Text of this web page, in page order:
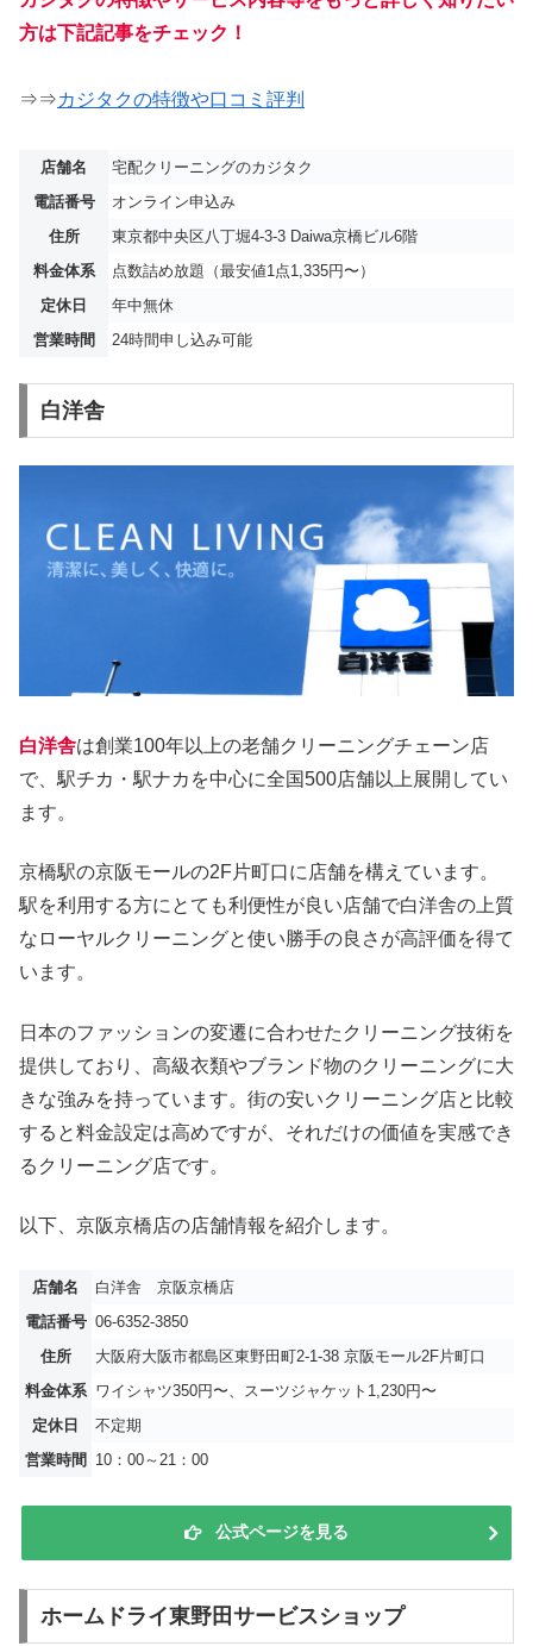
方は下記記事をチェック！
⇒⇒カジタクの特徴や口コミ評判
店舗名
宅配クリーニングのカジタク
電話番号
オンライン申込み
住所
東京都中央区八丁堀4-3-3 Daiwa京橋ビル6階
料金体系
点数詰め放題（最安値1点1,335円〜）
定休日
年中無休
営業時間
24時間申し込み可能
白洋舎
白洋舎は創業100年以上の老舗クリーニングチェーン店
で、駅チカ・駅ナカを中心に全国500店舗以上展開してい
ます。
京橋駅の京阪モールの2F片町口に店舗を構えています。
駅を利用する方にとても利便性が良い店舗で白洋舎の上質
なローヤルクリーニングと使い勝手の良さが高評価を得て
います。
日本のファッションの変遷に合わせたクリーニング技術を
提供しており、高級衣類やブランド物のクリーニングに大
きな強みを持っています。街の安いクリーニング店と比較
すると料金設定は高めですが、それだけの価値を実感でき
るクリーニング店です。
以下、京阪京橋店の店舗情報を紹介します。
店舗名
白洋舎 京阪京橋店
電話番号 06-6352-3850
住所
大阪府大阪市都島区東野田町2-1-38 京阪モール2F片町口
料金体系 ワイシャツ350円〜、スーツジャケット1,230円〜
定休日
不定期
営業時間 10：00～21：00
公式ページを見る
ホームドライ東野田サービスショップ